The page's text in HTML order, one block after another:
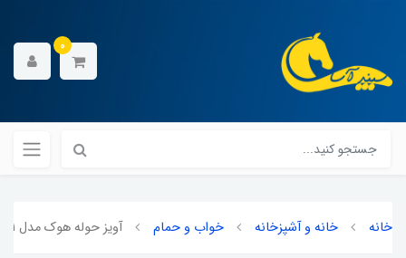
0
خانه خانه و آشپزخانه خواب و حمام آویز حوله هوک مدل 6671 بسته 9 عددی